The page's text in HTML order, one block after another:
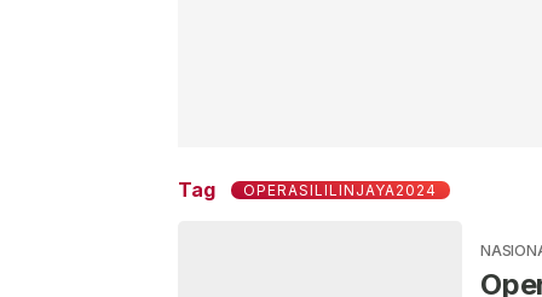
Tag OPERASILILINJAYA2024